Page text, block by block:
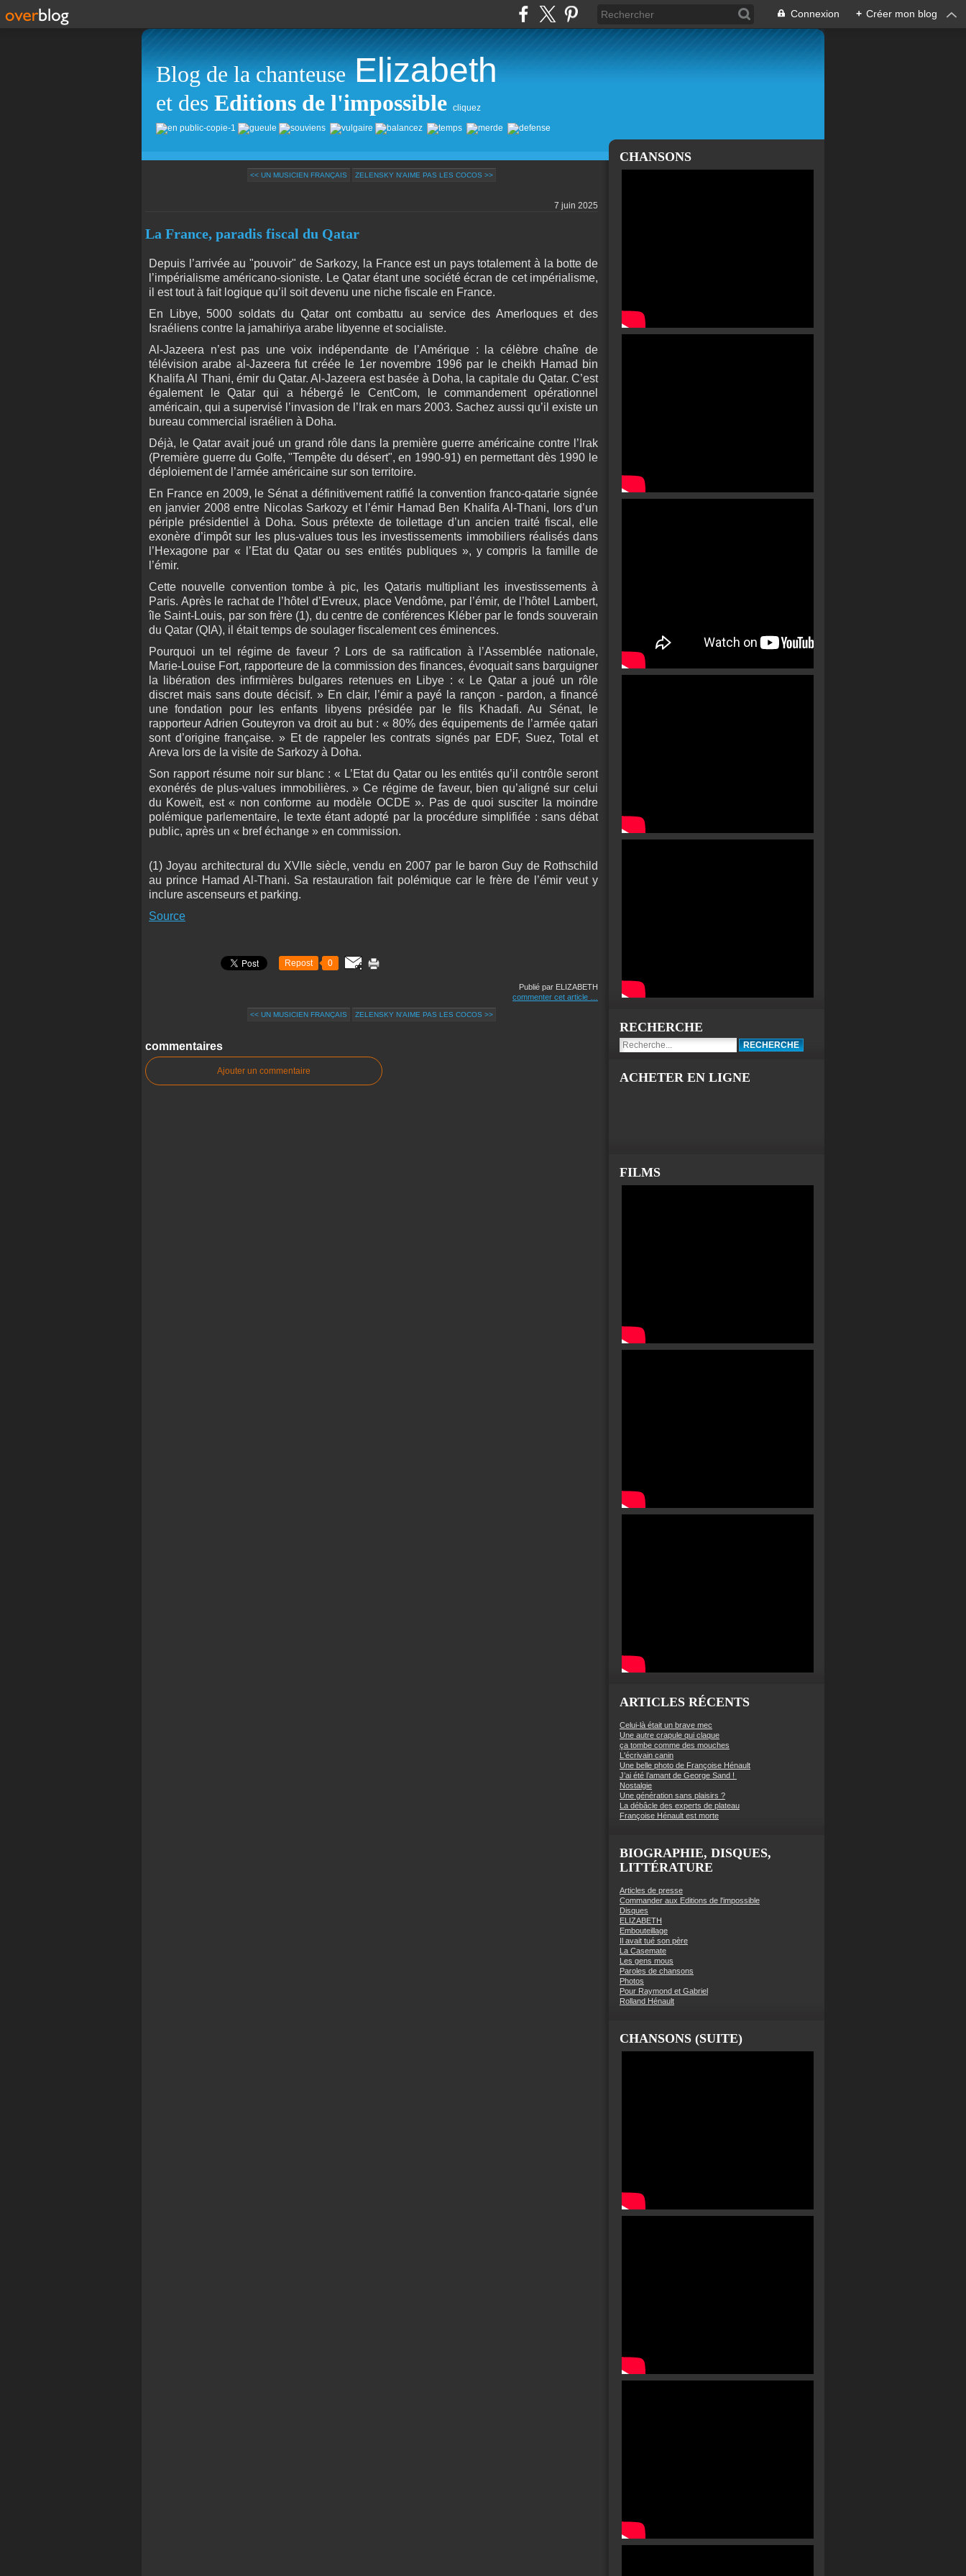
Connexion + Créer mon blog
Blog de la chanteuse Elizabeth
et des Editions de l'impossible cliquez
<< UN MUSICIEN FRANÇAIS ZELENSKY N'AIME PAS LES COCOS >>
7 juin 2025
La France, paradis fiscal du Qatar
Depuis l’arrivée au "pouvoir" de Sarkozy, la France est un pays totalement à la botte de
l’impérialisme américano-sioniste. Le Qatar étant une société écran de cet impérialisme,
il est tout à fait logique qu’il soit devenu une niche fiscale en France.
En Libye, 5000 soldats du Qatar ont combattu au service des Amerloques et des
Israéliens contre la jamahiriya arabe libyenne et socialiste.
Al-Jazeera n’est pas une voix indépendante de l’Amérique : la célèbre chaîne de
télévision arabe al-Jazeera fut créée le 1er novembre 1996 par le cheikh Hamad bin
Khalifa Al Thani, émir du Qatar. Al-Jazeera est basée à Doha, la capitale du Qatar. C’est
également le Qatar qui a hébergé le CentCom, le commandement opérationnel
américain, qui a supervisé l’invasion de l’Irak en mars 2003. Sachez aussi qu’il existe un
bureau commercial israélien à Doha.
Déjà, le Qatar avait joué un grand rôle dans la première guerre américaine contre l’Irak
(Première guerre du Golfe, "Tempête du désert", en 1990-91) en permettant dès 1990 le
déploiement de l’armée américaine sur son territoire.
En France en 2009, le Sénat a définitivement ratifié la convention franco-qatarie signée
en janvier 2008 entre Nicolas Sarkozy et l’émir Hamad Ben Khalifa Al-Thani, lors d’un
périple présidentiel à Doha. Sous prétexte de toilettage d’un ancien traité fiscal, elle
exonère d’impôt sur les plus-values tous les investissements immobiliers réalisés dans
l’Hexagone par « l’Etat du Qatar ou ses entités publiques », y compris la famille de
l’émir.
Cette nouvelle convention tombe à pic, les Qataris multipliant les investissements à
Paris. Après le rachat de l’hôtel d’Evreux, place Vendôme, par l’émir, de l’hôtel Lambert,
île Saint-Louis, par son frère (1), du centre de conférences Kléber par le fonds souverain
du Qatar (QIA), il était temps de soulager fiscalement ces éminences.
Pourquoi un tel régime de faveur ? Lors de sa ratification à l’Assemblée nationale,
Marie-Louise Fort, rapporteure de la commission des finances, évoquait sans barguigner
la libération des infirmières bulgares retenues en Libye : « Le Qatar a joué un rôle
discret mais sans doute décisif. » En clair, l’émir a payé la rançon - pardon, a financé
une fondation pour les enfants libyens présidée par le fils Khadafi. Au Sénat, le
rapporteur Adrien Gouteyron va droit au but : « 80% des équipements de l’armée qatari
sont d’origine française. » Et de rappeler les contrats signés par EDF, Suez, Total et
Areva lors de la visite de Sarkozy à Doha.
Son rapport résume noir sur blanc : « L’Etat du Qatar ou les entités qu’il contrôle seront
exonérés de plus-values immobilières. » Ce régime de faveur, bien qu’aligné sur celui
du Koweït, est « non conforme au modèle OCDE ». Pas de quoi susciter la moindre
polémique parlementaire, le texte étant adopté par la procédure simplifiée : sans débat
public, après un « bref échange » en commission.
(1) Joyau architectural du XVIIe siècle, vendu en 2007 par le baron Guy de Rothschild
au prince Hamad Al-Thani. Sa restauration fait polémique car le frère de l’émir veut y
inclure ascenseurs et parking.
Source
Repost 0
Publié par ELIZABETH
commenter cet article
<< UN MUSICIEN FRANÇAIS ZELENSKY N'AIME PAS LES COCOS >>
commentaires
Ajouter un commentaire
CHANSONS
RECHERCHE
ACHETER EN LIGNE
FILMS
ARTICLES RÉCENTS
Celui-là était un brave mec
Une autre crapule qui claque
ça tombe comme des mouches
L'écrivain canin
Une belle photo de Françoise Hénault
J’ai été l’amant de George Sand !
Nostalgie
Une génération sans plaisirs ?
La débâcle des experts de plateau
Françoise Hénault est morte
BIOGRAPHIE, DISQUES,
LITTÉRATURE
Articles de presse
Commander aux Editions de l'impossible
Disques
ELIZABETH
Embouteillage
Il avait tué son père
La Casemate
Les gens mous
Paroles de chansons
Photos
Pour Raymond et Gabriel
Rolland Hénault
CHANSONS (SUITE)